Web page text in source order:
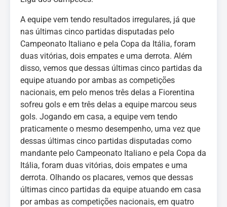
A equipe vem tendo resultados irregulares, já que
nas últimas cinco partidas disputadas pelo
Campeonato Italiano e pela Copa da Itália, foram
duas vitórias, dois empates e uma derrota. Além
disso, vemos que dessas últimas cinco partidas da
equipe atuando por ambas as competições
nacionais, em pelo menos três delas a Fiorentina
sofreu gols e em três delas a equipe marcou seus
gols. Jogando em casa, a equipe vem tendo
praticamente o mesmo desempenho, uma vez que
dessas últimas cinco partidas disputadas como
mandante pelo Campeonato Italiano e pela Copa da
Itália, foram duas vitórias, dois empates e uma
derrota. Olhando os placares, vemos que dessas
últimas cinco partidas da equipe atuando em casa
por ambas as competições nacionais, em quatro